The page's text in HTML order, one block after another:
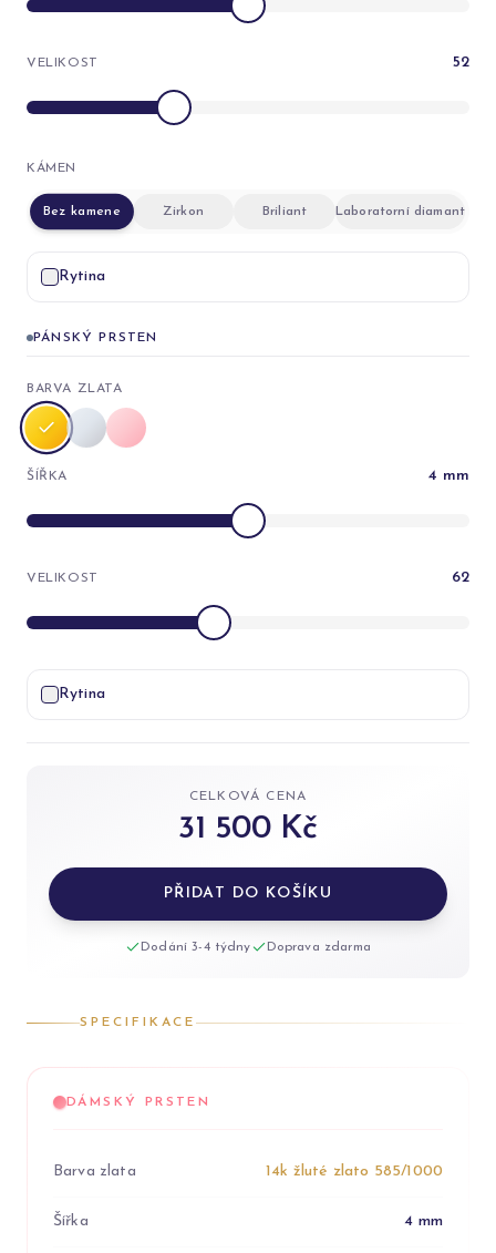
VELIKOST 52
KÁMEN
Bez kamene Zirkon Briliant Laboratorní diamant
Rytina
PÁNSKÝ PRSTEN
BARVA ZLATA
ŠÍŘKA 4 mm
VELIKOST 62
Rytina
CELKOVÁ CENA
31 500 Kč
PŘIDAT DO KOŠÍKU
Dodání 3-4 týdny Doprava zdarma
SPECIFIKACE
DÁMSKÝ PRSTEN
Barva zlata 14k žluté zlato 585/1000
Šířka 4 mm